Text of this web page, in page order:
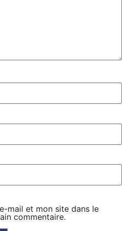
mail et mon site dans le
commentaire.